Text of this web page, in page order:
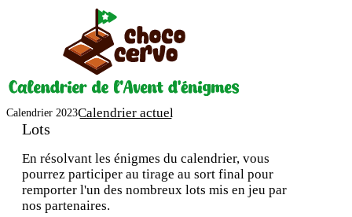
Calendrier 2023Calendrier actuel
Lots
En résolvant les énigmes du calendrier, vous
pourrez participer au tirage au sort final pour
remporter l'un des nombreux lots mis en jeu par
nos partenaires.